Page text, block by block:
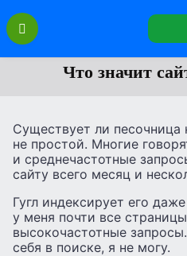
Перейти
содержаниюЧто значит
Существует ли
не простой. Многие
и среднечастотные
сайту всего месяц и
Гугл индексирует его
у меня почти все
высокочастотные
себя в поиске, я не могу.